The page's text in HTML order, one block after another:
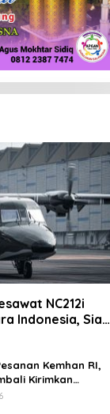
NC212i
Indonesia, Siap
TNI
Kemhan RI,
Kirimkan
ke Pangkalan